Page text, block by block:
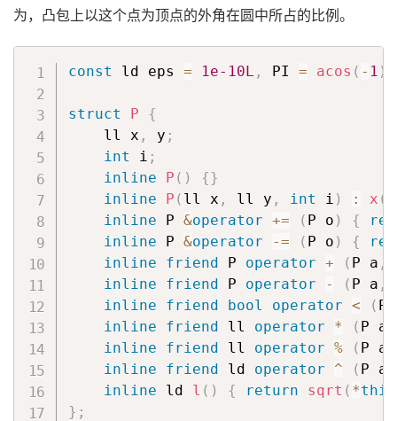
为，凸包上以这个点为顶点的外角在圆中所占的比例。
const ld eps = 1e-10L , PI = acos ( - 1 )
struct P
{
    ll x
, y ;
int i ;
inline
P ( ) {}
inline
P ( ll x , ll y , int i ) : x (
inline P &operator += ( P o ) {
inline P &operator -= ( P o ) {
inline
friend P operator + ( P a ,
inline
friend P operator - ( P a ,
inline
friend bool operator < ( P
inline
friend ll operator * ( P a
inline
friend ll operator % ( P a
inline
friend ld operator ^ ( P a
inline ld l ( ) { return sqrt ( *this
} ;